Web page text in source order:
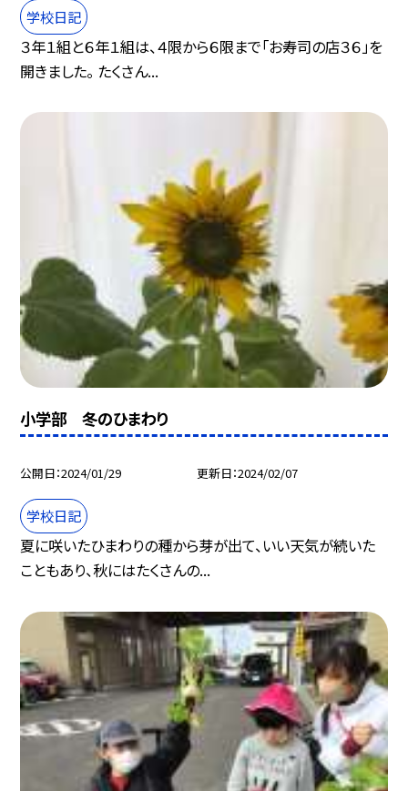
学校日記
３年１組と６年１組は、４限から６限まで「お寿司の店３６」を
開きました。 たくさん...
小学部 冬のひまわり
公開日 2024/01/29 更新日 2024/02/07
学校日記
夏に咲いたひまわりの種から芽が出て、いい天気が続いた
こともあり、秋にはたくさんの...